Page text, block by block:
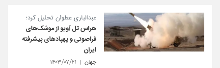
عبدالباری عطوان تحلیل کرد؛
هراس تل آویو از موشک‌های
فراصوتی و پهپادهای پیشرفته
ایران
جهان ۱۴۰۳/۰۷/۲۱